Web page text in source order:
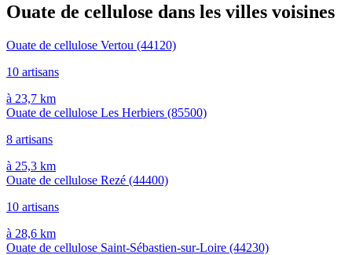
Ouate de cellulose dans les villes voisines
Ouate de cellulose Vertou (44120)
10 artisans
à 23,7 km
Ouate de cellulose Les Herbiers (85500)
8 artisans
à 25,3 km
Ouate de cellulose Rezé (44400)
10 artisans
à 28,6 km
Ouate de cellulose Saint-Sébastien-sur-Loire (44230)